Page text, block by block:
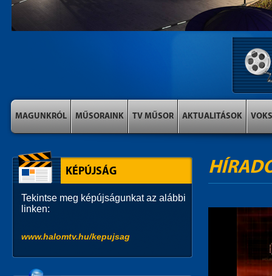
MAGUNKRÓL MŰSORAINK TV MŰSOR AKTUALITÁSOK VOKS
KÉPÚJSÁG
Tekintse meg képújságunkat az alábbi
linken:
www.halomtv.hu/kepujsag